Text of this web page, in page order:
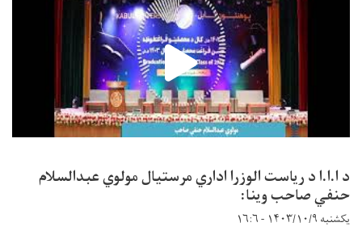
د ا.ا.ا د ریاست الوزرا اداري مرستیال مولوي عبدالسلام
حنفي صاحب وینا:
یکشنبه ۱۴۰۳/۱۰/۹ - ۱۶:۶